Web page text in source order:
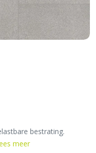
bestrating.
meer